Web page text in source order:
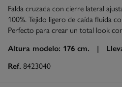
Falda cruzada con cierre lateral
100%. Tejido ligero de caída fluida
Perfecto para crear un total look
Altura modelo: 176 cm. |
Ref. 8423040